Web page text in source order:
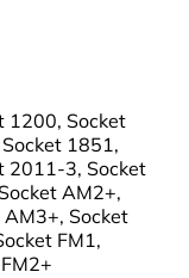
1200, Socket
1851,
2011-3, Socket
AM2+,
Socket
FM1,